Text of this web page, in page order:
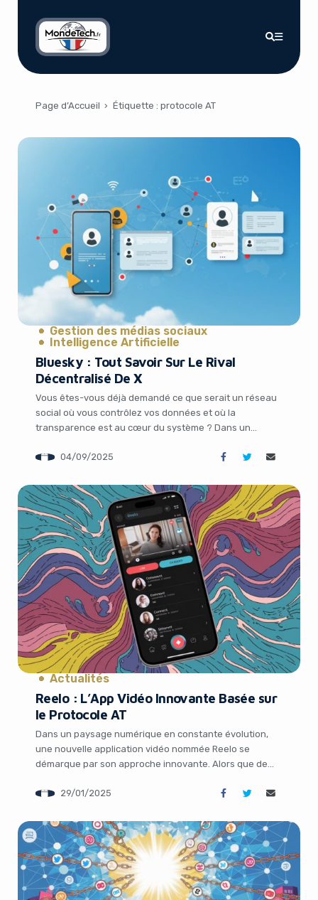
Page d’Accueil › Étiquette : protocole AT
Gestion des médias sociaux
Intelligence Artificielle
Bluesky : Tout Savoir Sur Le Rival
Décentralisé De X
Vous êtes-vous déjà demandé ce que serait un réseau
social où vous contrôlez vos données et où la
transparence est au cœur du système ? Dans un
l’influence de décisions controversées, une alternative
Jack Dorsey, ancien PDG de […]
04/09/2025
Actualités
Reelo : L’App Vidéo Innovante Basée sur
le Protocole AT
Dans un paysage numérique en constante évolution,
une nouvelle application vidéo nommée Reelo se
démarque par son approche innovante. Alors que de
d’ »un TikTok pour Bluesky », Reelo emprunte une voie
sous-jacent AT, ouvrant ainsi un univers de possibilités
passionnantes. Au-delà des […]
29/01/2025